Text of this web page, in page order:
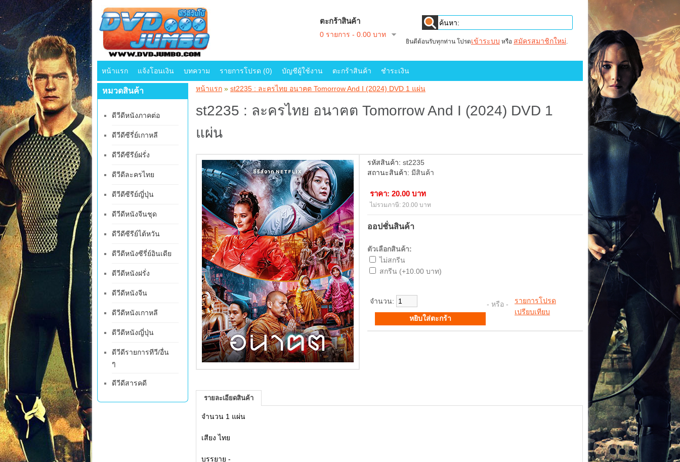
ตะกร้าสินค้า
0 รายการ - 0.00 บาท
ยินดีต้อนรับทุกท่าน โปรดเข้าระบบ หรือ สมัครสมาชิกใหม่.
หน้าแรก แจ้งโอนเงิน บทความ รายการโปรด (0) บัญชีผู้ใช้งาน ตะกร้าสินค้า ชำระเงิน
หมวดสินค้า
ดีวีดีหนังภาคต่อ
ดีวีดีซีรี่ย์เกาหลี
ดีวีดีซีรีย์ฝรั่ง
ดีวีดีละครไทย
ดีวีดีซีรีย์ญี่ปุ่น
ดีวีดีหนังจีนชุด
ดีวีดีซีรีย์ไต้หวัน
ดีวีดีหนังซีรี่ย์อินเดีย
ดีวีดีหนังฝรั่ง
ดีวีดีหนังจีน
ดีวีดีหนังเกาหลี
ดีวีดีหนังญี่ปุ่น
ดีวีดีรายการทีวี/อื่น
ๆ
ดีวีดีสารคดี
หน้าแรก » st2235 : ละครไทย อนาฅต Tomorrow And I (2024) DVD 1 แผ่น
st2235 : ละครไทย อนาฅต Tomorrow And I (2024) DVD 1
แผ่น
รหัสสินค้า: st2235
สถานะสินค้า: มีสินค้า
ราคา: 20.00 บาท
ไม่รวมภาษี: 20.00 บาท
ออปชั่นสินค้า
ตัวเลือกสินค้า:
ไม่สกรีน
สกรีน (+10.00 บาท)
จำนวน: - หรือ - รายการโปรด
เปรียบเทียบ
รายละเอียดสินค้า
จำนวน 1 แผ่น
เสียง ไทย
บรรยาย -